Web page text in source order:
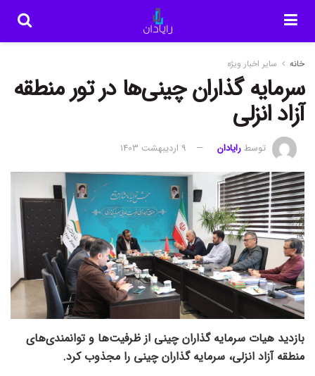
خانه سایر اخبار ویژه
سرمایه گذاران چینی‌ها در تور منطقه
آزاد انزلی
توسطرایادان 9 اردیبهشت 1403
بازدید هیات سرمایه گذاران چینی از ظرفیت‌ها و توانمندی‌های
منطقه آزاد انزلی، سرمایه گذاران چینی را مجذوب کرد.